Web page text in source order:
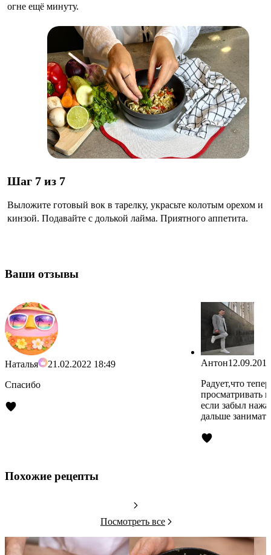
огне ещё минуту.
Шаг 7 из 7
Выложите готовый вок в тарелку, украсьте колотым орехом и
кинзой. Подавайте с долькой лайма. Приятного аппетита.
Ваши отзывы
Наталья
21.02.2022 18:49
Спасибо
Антон
Радует,что
просматривать
если забыл
дальше
Похожие рецепты
Посмотреть все